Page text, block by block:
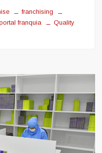
franchising
franquia
Quality